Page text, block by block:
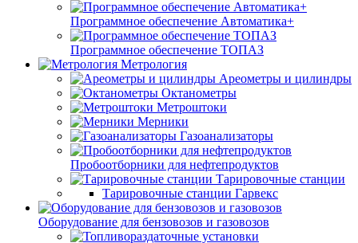
Программное обеспечение Автоматика+
Программное обеспечение ТОПАЗ
Метрология
Ареометры и цилиндры
Октанометры
Метроштоки
Мерники
Газоанализаторы
Пробоотборники для нефтепродуктов
Тарировочные станции
Тарировочные станции Гарвекс
Оборудование для бензовозов и газовозов